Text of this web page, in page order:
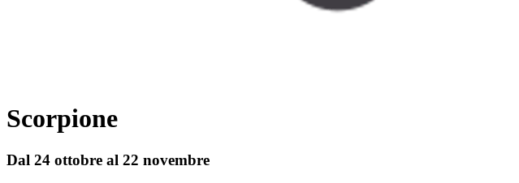
Scorpione
Dal 24 ottobre al 22 novembre